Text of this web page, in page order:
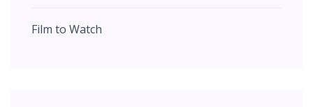
Film to Watch